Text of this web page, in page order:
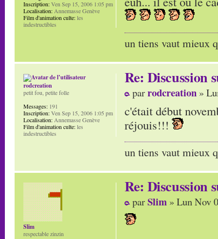
un tiens vaut mieux
Inscription:Ven Sep 15, 2006 1:05 pm
Localisation: Annemasse Genève
Film d'animation culte:les
indestructibles
Re: Discussion
parrodcreation »
c'était début
réjouis!!!
un tiens vaut mieux
rodcreation
petit fou, petite folle
Messages: 191
Inscription:Ven Sep 15, 2006 1:05 pm
Localisation: Annemasse Genève
Film d'animation culte:les
indestructibles
Re: Discussion
parSlim » Lun Nov
Slim
respectable zinzin